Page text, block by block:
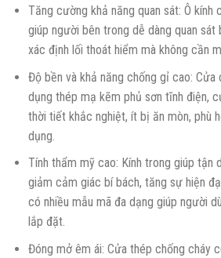
Tăng cường khả năng quan sát: Ô kính
giúp người bên trong dễ dàng quan sát
xác định lối thoát hiểm mà không cần
Độ bền và khả năng chống gỉ cao: Cửa
dụng thép mạ kẽm phủ sơn tĩnh điện,
thời tiết khắc nghiệt, ít bị ăn mòn, phù
dụng.
Tính thẩm mỹ cao: Kính trong giúp tận
giảm cảm giác bí bách, tăng sự hiện
có nhiều mẫu mã đa dạng giúp người
lắp đặt.
Đóng mở êm ái: Cửa thép chống cháy